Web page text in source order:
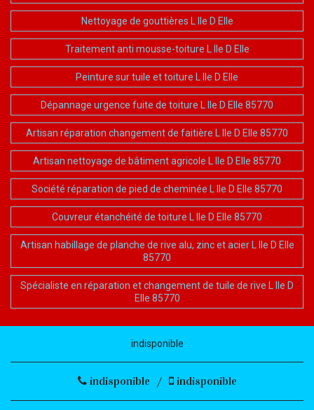
Nettoyage de gouttières L Ile D Elle
Traitement anti mousse-toiture L Ile D Elle
Peinture sur tuile et toiture L Ile D Elle
Dépannage urgence fuite de toiture L Ile D Elle 85770
Artisan réparation changement de faitière L Ile D Elle 85770
Artisan nettoyage de bâtiment agricole L Ile D Elle 85770
Société réparation de pied de cheminée L Ile D Elle 85770
Couvreur étanchéité de toiture L Ile D Elle 85770
Artisan habillage de planche de rive alu, zinc et acier L Ile D Elle
85770
Spécialiste en réparation et changement de tuile de rive L Ile D
Elle 85770
indisponible
indisponible / indisponible